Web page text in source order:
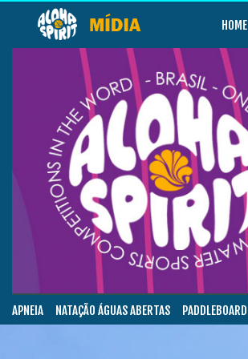
HOME
APNEIA NATAÇÃO ÁGUAS ABERTAS PADDLEBOARD